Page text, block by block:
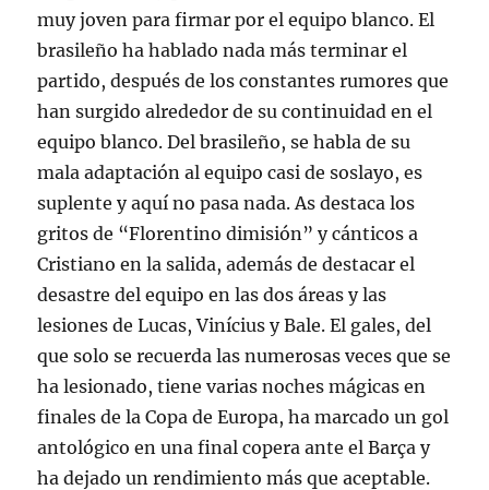
muy joven para firmar por el equipo blanco. El
brasileño ha hablado nada más terminar el
partido, después de los constantes rumores que
han surgido alrededor de su continuidad en el
equipo blanco. Del brasileño, se habla de su
mala adaptación al equipo casi de soslayo, es
suplente y aquí no pasa nada. As destaca los
gritos de “Florentino dimisión” y cánticos a
Cristiano en la salida, además de destacar el
desastre del equipo en las dos áreas y las
lesiones de Lucas, Vinícius y Bale. El gales, del
que solo se recuerda las numerosas veces que se
ha lesionado, tiene varias noches mágicas en
finales de la Copa de Europa, ha marcado un gol
antológico en una final copera ante el Barça y
ha dejado un rendimiento más que aceptable.